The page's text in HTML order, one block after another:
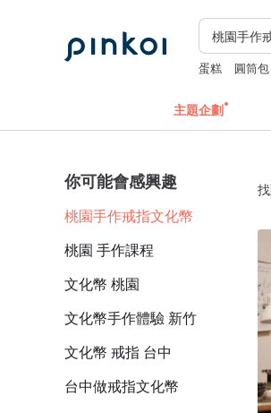
蛋糕 圓筒包
主題企劃
你可能會感興趣
桃園手作戒指文化幣
桃園 手作課程
文化幣 桃園
文化幣手作體驗 新竹
文化幣 戒指 台中
台中做戒指文化幣